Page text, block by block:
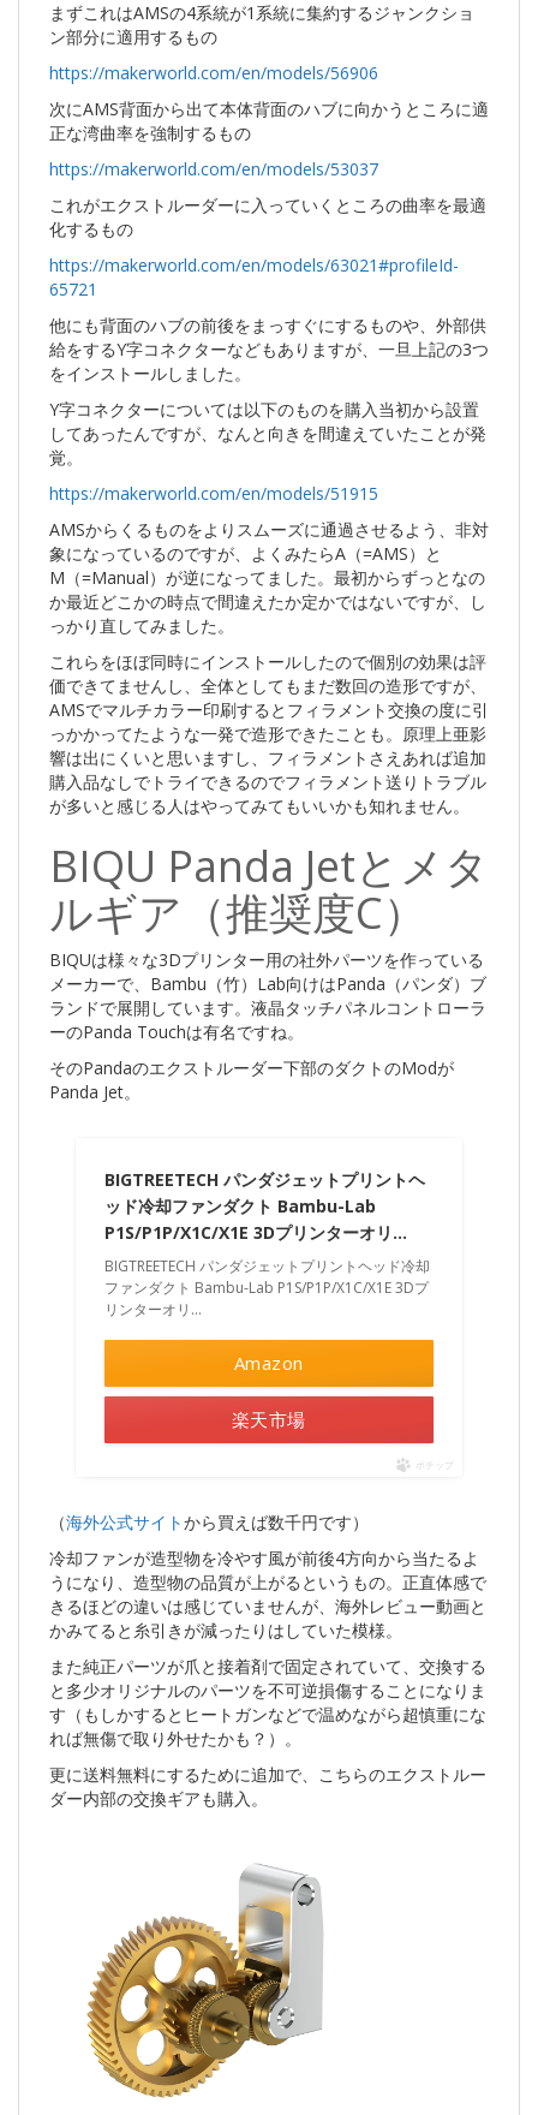
まずこれはAMSの4系統が1系統に集約するジャンクショ
ン部分に適用するもの
https://makerworld.com/en/models/56906
次にAMS背面から出て本体背面のハブに向かうところに適
正な湾曲率を強制するもの
https://makerworld.com/en/models/53037
これがエクストルーダーに入っていくところの曲率を最適
化するもの
https://makerworld.com/en/models/63021#profileId-
65721
他にも背面のハブの前後をまっすぐにするものや、外部供
給をするY字コネクターなどもありますが、一旦上記の3つ
をインストールしました。
Y字コネクターについては以下のものを購入当初から設置
してあったんですが、なんと向きを間違えていたことが発
覚。
https://makerworld.com/en/models/51915
AMSからくるものをよりスムーズに通過させるよう、非対
象になっているのですが、よくみたらA（=AMS）と
M（=Manual）が逆になってました。最初からずっとなの
か最近どこかの時点で間違えたか定かではないですが、し
っかり直してみました。
これらをほぼ同時にインストールしたので個別の効果は評
価できてませんし、全体としてもまだ数回の造形ですが、
AMSでマルチカラー印刷するとフィラメント交換の度に引
っかかってたような一発で造形できたことも。原理上亜影
響は出にくいと思いますし、フィラメントさえあれば追加
購入品なしでトライできるのでフィラメント送りトラブル
が多いと感じる人はやってみてもいいかも知れません。
BIQU Panda Jetとメタ
ルギア（推奨度C）
BIQUは様々な3Dプリンター用の社外パーツを作っている
メーカーで、Bambu（竹）Lab向けはPanda（パンダ）ブ
ランドで展開しています。液晶タッチパネルコントローラ
ーのPanda Touchは有名ですね。
そのPandaのエクストルーダー下部のダクトのModが
Panda Jet。
BIGTREETECH パンダジェットプリントヘ
ッド冷却ファンダクト Bambu-Lab
P1S/P1P/X1C/X1E 3Dプリンターオリ…
BIGTREETECH パンダジェットプリントヘッド冷却
ファンダクト Bambu-Lab P1S/P1P/X1C/X1E 3Dプ
リンターオリ…
Amazon
楽天市場
ポチップ
（海外公式サイトから買えば数千円です）
冷却ファンが造型物を冷やす風が前後4方向から当たるよ
うになり、造型物の品質が上がるというもの。正直体感で
きるほどの違いは感じていませんが、海外レビュー動画と
かみてると糸引きが減ったりはしていた模様。
また純正パーツが爪と接着剤で固定されていて、交換する
と多少オリジナルのパーツを不可逆損傷することになりま
す（もしかするとヒートガンなどで温めながら超慎重にな
れば無傷で取り外せたかも？）。
更に送料無料にするために追加で、こちらのエクストルー
ダー内部の交換ギアも購入。